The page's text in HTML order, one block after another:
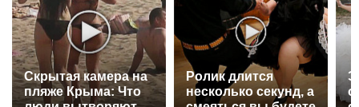
Скрытая камера на
пляже Крыма: Что
Ролик длится
несколько секунд, а